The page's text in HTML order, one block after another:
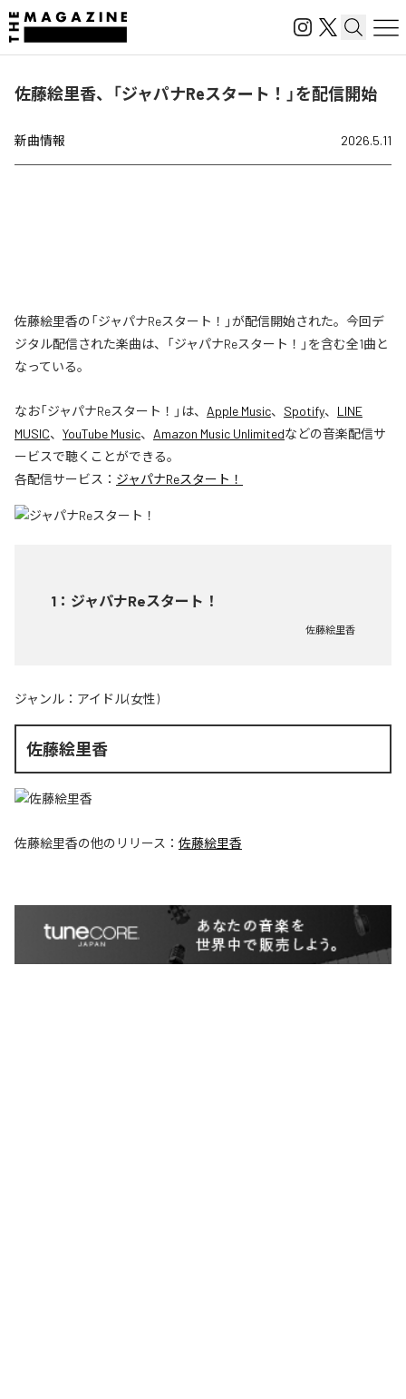
佐藤絵里香、「ジャパナReスタート！」を配信開始
新曲情報 2026.5.11
佐藤絵里香の「ジャパナReスタート！」が配信開始された。今回デ
ジタル配信された楽曲は、「ジャパナReスタート！」を含む全1曲と
なっている。
なお「ジャパナReスタート！ 」は、 Apple Music、 Spotify、 LINE
MUSIC、 YouTube Music、 Amazon Music Unlimitedなどの音楽配信サ
ービスで聴くことができる。
各配信サービス： ジャパナReスタート！
1 ： ジャパナReスタート！
佐藤絵里香
ジャンル： アイドル(女性)
佐藤絵里香
佐藤絵里香の他のリリース： 佐藤絵里香